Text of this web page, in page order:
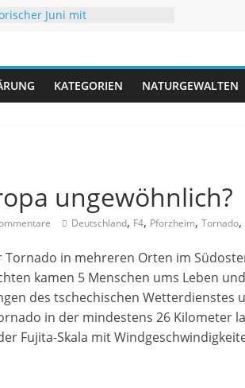
Juni mit
mit neuen Rekorden
BERTHA trifft USA
Niedrigwasser – kaum
KATEGORIEN NATURGEWALTEN
ungewöhnlich?
Deutschland, F4, Pforzheim, Tornado,
in mehreren Orten im
kamen 5 Menschen ums Leben
des tschechischen Wetterdienstes
in der mindestens 26 Kilometer
Fujita-Skala mit